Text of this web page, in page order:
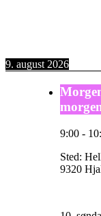
9. august 2026
9:00 -
Sted:
9320